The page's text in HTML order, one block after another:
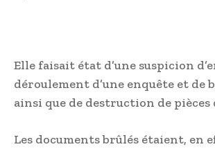
Elle faisait état d’une suspicion
déroulement d’une enquête et de
ainsi que de destruction de pièces
Les documents brûlés étaient, en